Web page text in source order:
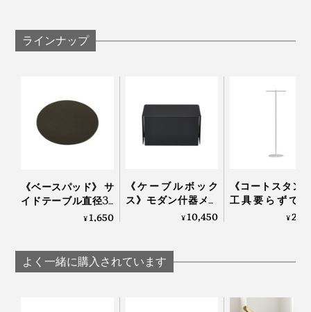
カラー展開は「イエロー」「ブリック」「ライトグレ
ー」「インダストリアルグリーン」「ブラック」の5
素材も製作もALLジャパンメイド。粘り気があって強度
が出やすい日本製のスチールを使い、熟練の日本の職人
ラインナップ
《ベースパッド》 サ
イドテーブル直径38
ｃｍ専用「すべり止
¥1,650
《ケーブルボック
ス》モダン什器メー
カーが作ったスチー
¥10,450
《コートスタン
工具要らずで
て・解体・収納
¥
よく一緒に購入されています